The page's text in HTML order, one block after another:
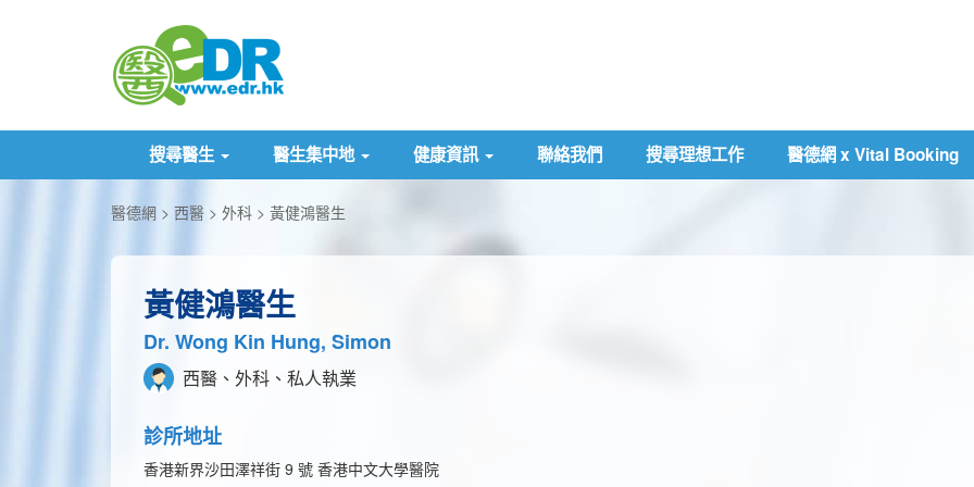
搜尋醫生 醫生集中地 健康資訊 聯絡我們 搜尋理想工作 醫德網 x Vital Booking
醫德網 西醫 外科 黃健鴻醫生
黃健鴻醫生
Dr. Wong Kin Hung, Simon
西醫、外科、私人執業
診所地址
香港新界沙田澤祥街 9 號 香港中文大學醫院